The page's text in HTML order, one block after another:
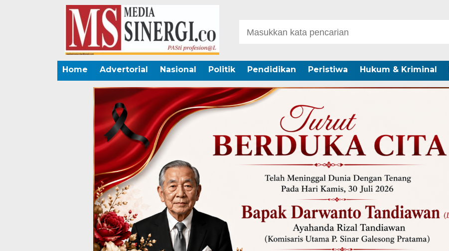
Home Advertorial Nasional Politik Pendidikan Peristiwa Hukum & Kriminal